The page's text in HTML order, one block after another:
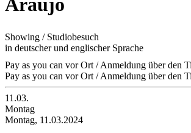
Showing / Studiobesuch
in deutscher und englischer Sprache
Pay as you can vor Ort / Anmeldung über den
Pay as you can vor Ort / Anmeldung über den
11.03.
Montag
Montag, 11.03.2024